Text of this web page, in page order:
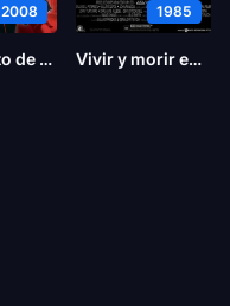
2008
En el punto de mira
1985
Vivir y morir en Los Ángeles